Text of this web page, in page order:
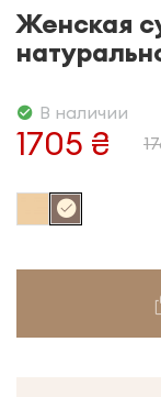
Женская
1705 ₴
В наличии